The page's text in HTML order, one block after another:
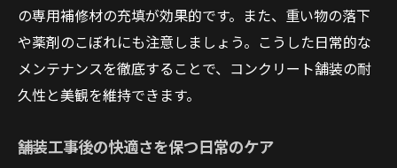
の専用補修材の充填が効果的です。また、重い物の落下
や薬剤のこぼれにも注意しましょう。こうした日常的な
メンテナンスを徹底することで、コンクリート舗装の耐
久性と美観を維持できます。
舗装工事後の快適さを保つ日常のケア